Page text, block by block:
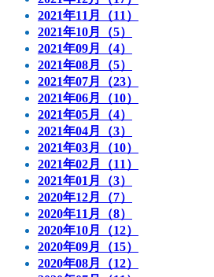
2021年11月（11）
2021年10月（5）
2021年09月（4）
2021年08月（5）
2021年07月（23）
2021年06月（10）
2021年05月（4）
2021年04月（3）
2021年03月（10）
2021年02月（11）
2021年01月（3）
2020年12月（7）
2020年11月（8）
2020年10月（12）
2020年09月（15）
2020年08月（12）